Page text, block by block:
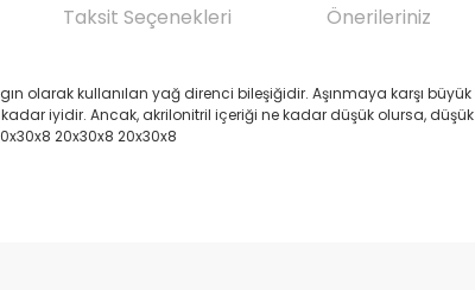
Taksit Seçenekleri Önerileriniz
olarak kullanılan yağ direnci bileşiğidir. Aşınmaya karşı
iyidir. Ancak, akrilonitril içeriği ne kadar düşük olursa, düşük
20x30x8 20x30x8